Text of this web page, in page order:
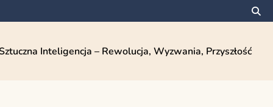
Inteligencja – Rewolucja, Wyzwania, Przyszłość